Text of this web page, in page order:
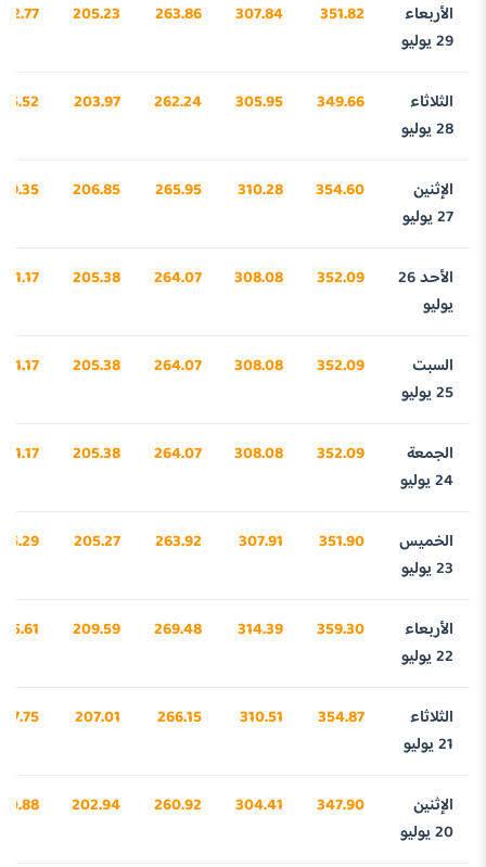
الأربعاء
29 يوليو
351.82
307.84
263.86
205.23
الثلاثاء
28 يوليو
349.66
305.95
262.24
203.97
الإثنين
27 يوليو
354.60
310.28
265.95
206.85
الأحد 26
يوليو
352.09
308.08
264.07
205.38
السبت
25 يوليو
352.09
308.08
264.07
205.38
الجمعة
24 يوليو
352.09
308.08
264.07
205.38
الخميس
23 يوليو
351.90
307.91
263.92
205.27
الأربعاء
22 يوليو
359.30
314.39
269.48
209.59
الثلاثاء
21 يوليو
354.87
310.51
266.15
207.01
الإثنين
20 يوليو
347.90
304.41
260.92
202.94